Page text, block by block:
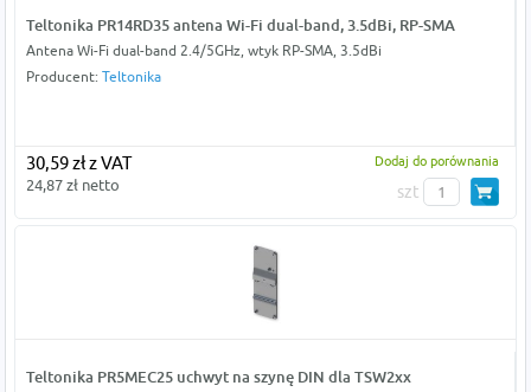
Teltonika PR14RD35 antena Wi-Fi dual-band, 3.5dBi, RP-SMA
Antena Wi-Fi dual-band 2.4/5GHz, wtyk RP-SMA, 3.5dBi
Producent: Teltonika
30,59 zł z VAT
24,87 zł netto
Dodaj do porównania
szt
Teltonika PR5MEC25 uchwyt na szynę DIN dla TSW2xx